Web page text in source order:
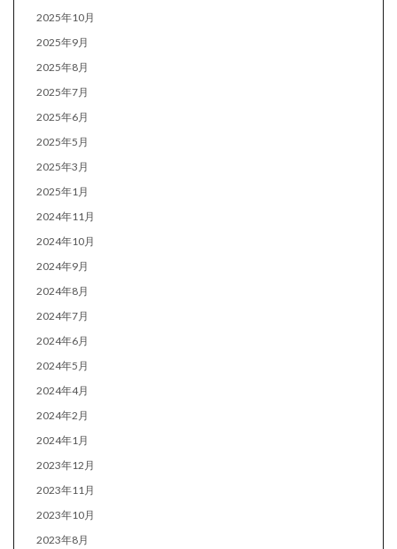
2025年10月
2025年9月
2025年8月
2025年7月
2025年6月
2025年5月
2025年3月
2025年1月
2024年11月
2024年10月
2024年9月
2024年8月
2024年7月
2024年6月
2024年5月
2024年4月
2024年2月
2024年1月
2023年12月
2023年11月
2023年10月
2023年8月